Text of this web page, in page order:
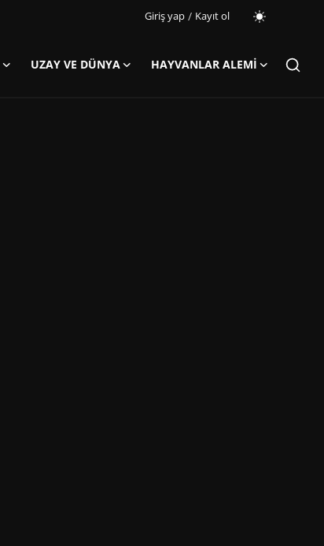
Giriş yap / Kayıt ol
UZAY VE DÜNYA
HAYVANLAR ALEMI